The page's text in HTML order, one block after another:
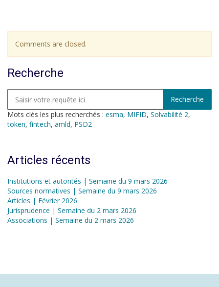
Comments are closed.
Recherche
Mots clés les plus recherchés : esma, MIFID, Solvabilité 2,
token, fintech, amld, PSD2
Articles récents
Institutions et autorités | Semaine du 9 mars 2026
Sources normatives | Semaine du 9 mars 2026
Articles | Février 2026
Jurisprudence | Semaine du 2 mars 2026
Associations | Semaine du 2 mars 2026